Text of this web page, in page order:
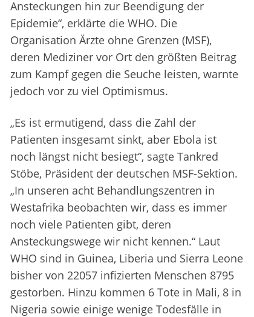
Ansteckungen hin zur Beendigung der
Epidemie“, erklärte die WHO. Die
Organisation Ärzte ohne Grenzen (MSF),
deren Mediziner vor Ort den größten Beitrag
zum Kampf gegen die Seuche leisten, warnte
jedoch vor zu viel Optimismus.
„Es ist ermutigend, dass die Zahl der
Patienten insgesamt sinkt, aber Ebola ist
noch längst nicht besiegt“, sagte Tankred
Stöbe, Präsident der deutschen MSF-Sektion.
„In unseren acht Behandlungszentren in
Westafrika beobachten wir, dass es immer
noch viele Patienten gibt, deren
Ansteckungswege wir nicht kennen.“ Laut
WHO sind in Guinea, Liberia und Sierra Leone
bisher von 22057 infizierten Menschen 8795
gestorben. Hinzu kommen 6 Tote in Mali, 8 in
Nigeria sowie einige wenige Todesfälle in